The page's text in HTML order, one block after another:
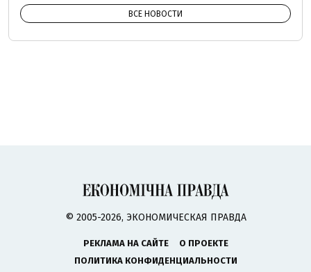
ВСЕ НОВОСТИ
© 2005-2026, ЭКОНОМИЧЕСКАЯ ПРАВДА
РЕКЛАМА НА САЙТЕ
О ПРОЕКТЕ
ПОЛИТИКА КОНФИДЕНЦИАЛЬНОСТИ